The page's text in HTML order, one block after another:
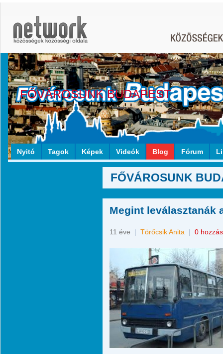
FŐVÁROSUNK BUDAPEST
Nyitó Tagok Képek Videók Blog Fórum
FŐVÁROSUNK
Megint leválasztanák
11 éve | Törőcsik Anita | 0